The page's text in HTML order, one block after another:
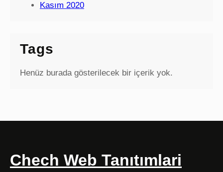
Kasım 2020
Tags
Henüz burada gösterilecek bir içerik yok.
Chech Web Tanıtımlari